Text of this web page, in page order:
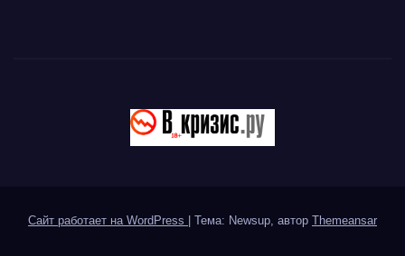
Сайт работает на WordPress Тема: Newsup, автор Themeansar